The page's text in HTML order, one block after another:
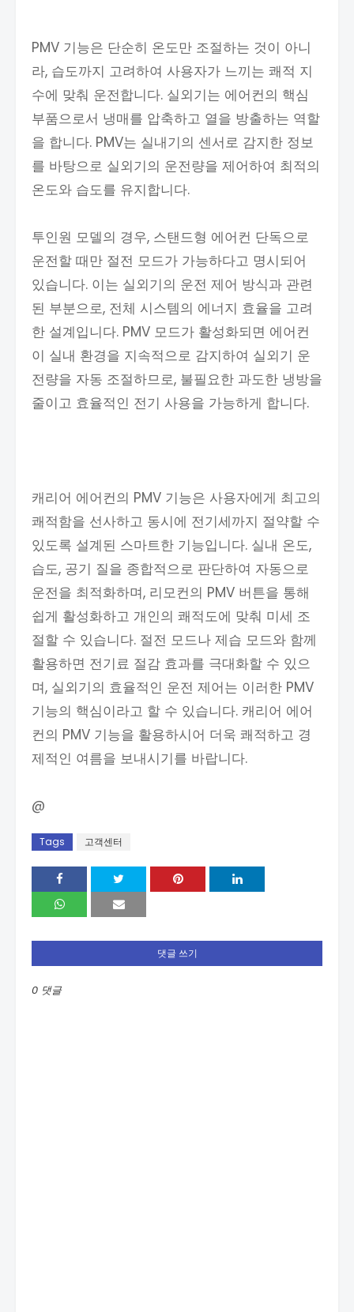
PMV 기능은 단순히 온도만 조절하는 것이 아니
라, 습도까지 고려하여 사용자가 느끼는 쾌적 지
수에 맞춰 운전합니다. 실외기는 에어컨의 핵심
부품으로서 냉매를 압축하고 열을 방출하는 역할
을 합니다. PMV는 실내기의 센서로 감지한 정보
를 바탕으로 실외기의 운전량을 제어하여 최적의
온도와 습도를 유지합니다.
투인원 모델의 경우, 스탠드형 에어컨 단독으로
운전할 때만 절전 모드가 가능하다고 명시되어
있습니다. 이는 실외기의 운전 제어 방식과 관련
된 부분으로, 전체 시스템의 에너지 효율을 고려
한 설계입니다. PMV 모드가 활성화되면 에어컨
이 실내 환경을 지속적으로 감지하여 실외기 운
전량을 자동 조절하므로, 불필요한 과도한 냉방을
줄이고 효율적인 전기 사용을 가능하게 합니다.
캐리어 에어컨의 PMV 기능은 사용자에게 최고의
쾌적함을 선사하고 동시에 전기세까지 절약할 수
있도록 설계된 스마트한 기능입니다. 실내 온도,
습도, 공기 질을 종합적으로 판단하여 자동으로
운전을 최적화하며, 리모컨의 PMV 버튼을 통해
쉽게 활성화하고 개인의 쾌적도에 맞춰 미세 조
절할 수 있습니다. 절전 모드나 제습 모드와 함께
활용하면 전기료 절감 효과를 극대화할 수 있으
며, 실외기의 효율적인 운전 제어는 이러한 PMV
기능의 핵심이라고 할 수 있습니다. 캐리어 에어
컨의 PMV 기능을 활용하시어 더욱 쾌적하고 경
제적인 여름을 보내시기를 바랍니다.
@
Tags 고객센터
댓글 쓰기
0 댓글